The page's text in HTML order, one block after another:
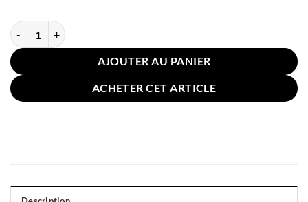
quantité de Coussin Enfant Motif Nuage Multicolore
AJOUTER AU PANIER
ACHETER CET ARTICLE